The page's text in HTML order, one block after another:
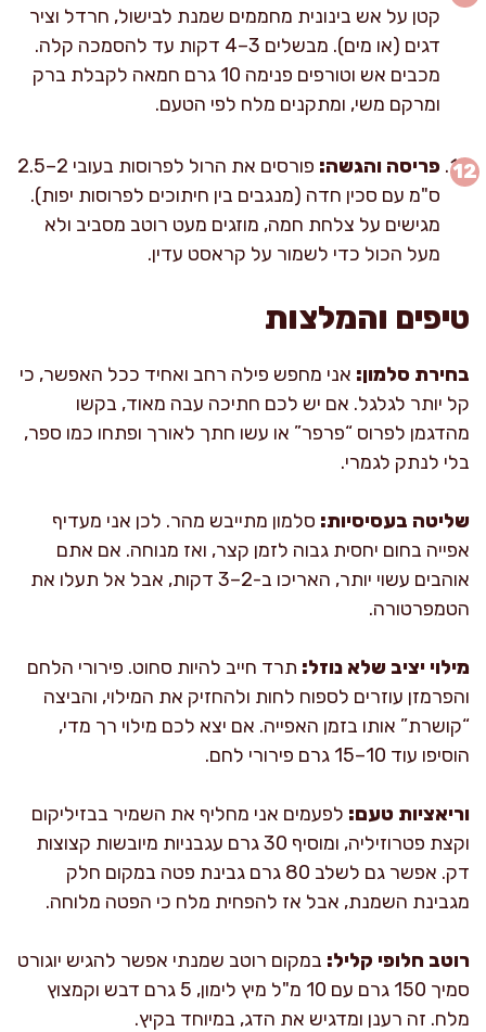
קטן על אש בינונית מחממים שמנת לבישול, חרדל וציר
דגים (או מים). מבשלים 3–4 דקות עד להסמכה קלה.
מכבים אש וטורפים פנימה 10 גרם חמאה לקבלת ברק
ומרקם משי, ומתקנים מלח לפי הטעם.
פריסה והגשה:
פורסים את הרול לפרוסות בעובי 2–2.5
ס"מ עם סכין חדה (מנגבים בין חיתוכים לפרוסות יפות).
מגישים על צלחת חמה, מוזגים מעט רוטב מסביב ולא
מעל הכול כדי לשמור על קראסט עדין.
טיפים והמלצות
בחירת סלמון: אני מחפש פילה רחב ואחיד ככל האפשר, כי
קל יותר לגלגל. אם יש לכם חתיכה עבה מאוד, בקשו
מהדגמן לפרוס “פרפר” או עשו חתך לאורך ופתחו כמו ספר,
בלי לנתק לגמרי.
שליטה בעסיסיות: סלמון מתייבש מהר. לכן אני מעדיף
אפייה בחום יחסית גבוה לזמן קצר, ואז מנוחה. אם אתם
אוהבים עשוי יותר, האריכו ב-2–3 דקות, אבל אל תעלו את
הטמפרטורה.
מילוי יציב שלא נוזל: תרד חייב להיות סחוט. פירורי הלחם
והפרמזן עוזרים לספוח לחות ולהחזיק את המילוי, והביצה
“קושרת” אותו בזמן האפייה. אם יצא לכם מילוי רך מדי,
הוסיפו עוד 10–15 גרם פירורי לחם.
וריאציות טעם: לפעמים אני מחליף את השמיר בבזיליקום
וקצת פטרוזיליה, ומוסיף 30 גרם עגבניות מיובשות קצוצות
דק. אפשר גם לשלב 80 גרם גבינת פטה במקום חלק
מגבינת השמנת, אבל אז להפחית מלח כי הפטה מלוחה.
רוטב חלופי קליל: במקום רוטב שמנתי אפשר להגיש יוגורט
סמיך 150 גרם עם 10 מ"ל מיץ לימון, 5 גרם דבש וקמצוץ
מלח. זה רענן ומדגיש את הדג, במיוחד בקיץ.